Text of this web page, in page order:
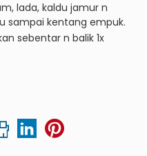
lada, kaldu jamur n
sampai kentang empuk.
sebentar n balik 1x